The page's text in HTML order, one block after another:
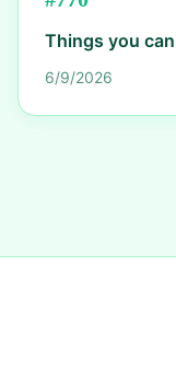
Things you
6/9/2026